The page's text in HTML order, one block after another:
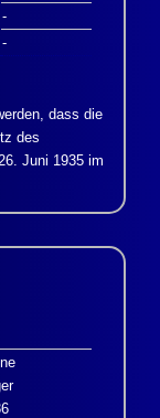
-
-
dass die
des
Juni 1935 im